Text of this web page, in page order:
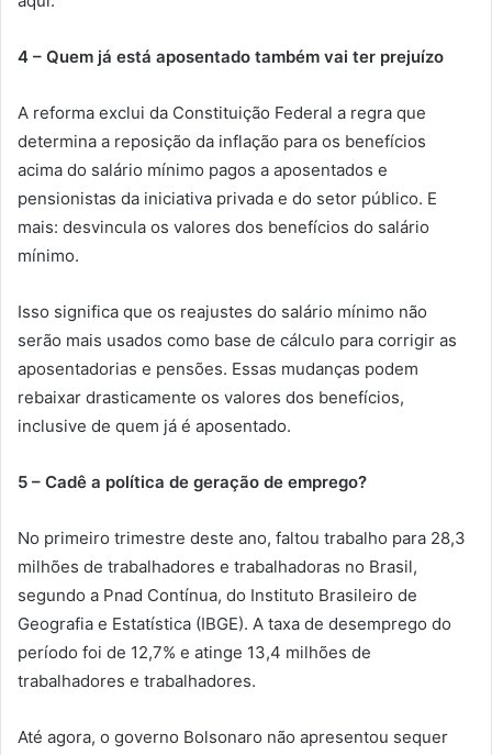
4 – Quem já está aposentado também vai ter prejuízo
A reforma exclui da Constituição Federal a regra que
determina a reposição da inflação para os benefícios
acima do salário mínimo pagos a aposentados e
pensionistas da iniciativa privada e do setor público. E
mais: desvincula os valores dos benefícios do salário
mínimo.
Isso significa que os reajustes do salário mínimo não
serão mais usados como base de cálculo para corrigir as
aposentadorias e pensões. Essas mudanças podem
rebaixar drasticamente os valores dos benefícios,
inclusive de quem já é aposentado.
5 – Cadê a política de geração de emprego?
No primeiro trimestre deste ano, faltou trabalho para 28,3
milhões de trabalhadores e trabalhadoras no Brasil,
segundo a Pnad Contínua, do Instituto Brasileiro de
Geografia e Estatística (IBGE). A taxa de desemprego do
período foi de 12,7% e atinge 13,4 milhões de
trabalhadores e trabalhadores.
Até agora, o governo Bolsonaro não apresentou sequer